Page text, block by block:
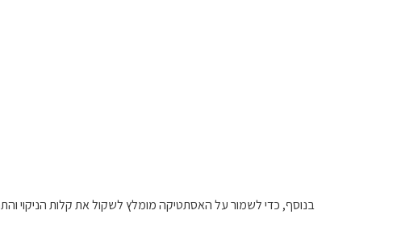
בנוסף, כדי לשמור על האסתטיקה מומלץ לשקול את קלות הניקוי